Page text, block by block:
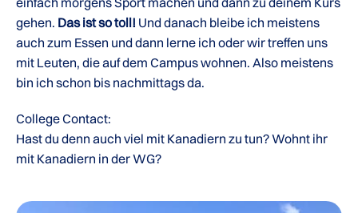
gehen. Das ist so toll! Und danach bleibe ich meistens
auch zum Essen und dann lerne ich oder wir treffen uns
mit Leuten, die auf dem Campus wohnen. Also meistens
bin ich schon bis nachmittags da.
College Contact:
Hast du denn auch viel mit Kanadiern zu tun? Wohnt ihr
mit Kanadiern in der WG?